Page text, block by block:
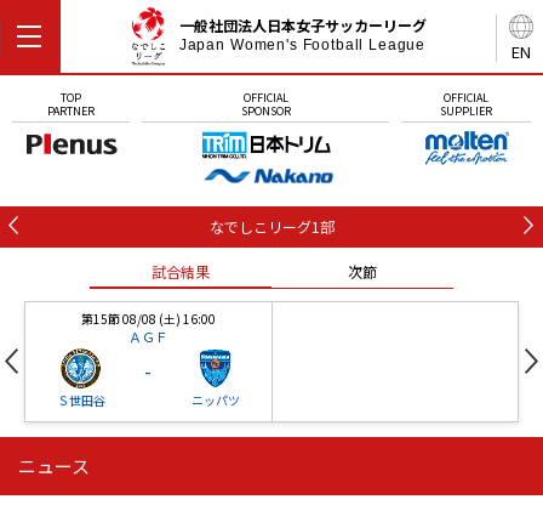
EN
一般社団法人日本女子サッカーリーグ
Japan Women's Football League
TOP
PARTNER
OFFICIAL
SPONSOR
OFFICIAL
SUPPLIER
なでしこリーグ1部
試合結果 次節
第15節 08/08 (土) 16:00
ＡＧＦ
Ｓ世田谷
-
ニッパツ
第16節 09/05 (土) 15:00
ニッパツ 石人の星
ニュース